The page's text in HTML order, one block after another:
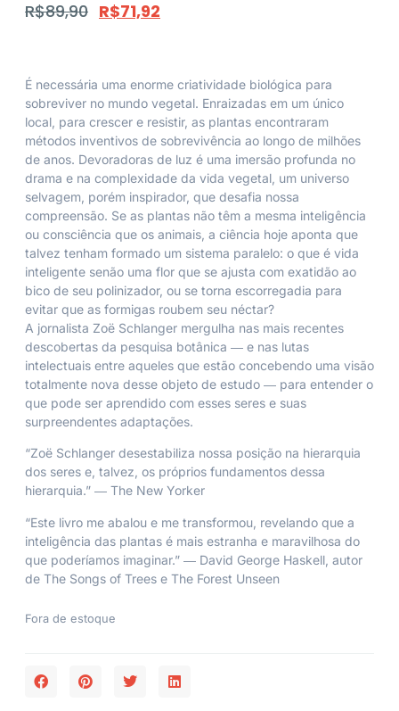
R$89,90 R$71,92
É necessária uma enorme criatividade biológica para
sobreviver no mundo vegetal. Enraizadas em um único
local, para crescer e resistir, as plantas encontraram
métodos inventivos de sobrevivência ao longo de milhões
de anos. Devoradoras de luz é uma imersão profunda no
drama e na complexidade da vida vegetal, um universo
selvagem, porém inspirador, que desafia nossa
compreensão. Se as plantas não têm a mesma inteligência
ou consciência que os animais, a ciência hoje aponta que
talvez tenham formado um sistema paralelo: o que é vida
inteligente senão uma flor que se ajusta com exatidão ao
bico de seu polinizador, ou se torna escorregadia para
evitar que as formigas roubem seu néctar?
A jornalista Zoë Schlanger mergulha nas mais recentes
descobertas da pesquisa botânica ― e nas lutas
intelectuais entre aqueles que estão concebendo uma visão
totalmente nova desse objeto de estudo ― para entender o
que pode ser aprendido com esses seres e suas
surpreendentes adaptações.
“Zoë Schlanger desestabiliza nossa posição na hierarquia
dos seres e, talvez, os próprios fundamentos dessa
hierarquia.” ― The New Yorker
“Este livro me abalou e me transformou, revelando que a
inteligência das plantas é mais estranha e maravilhosa do
que poderíamos imaginar.” ― David George Haskell, autor
de The Songs of Trees e The Forest Unseen
Fora de estoque